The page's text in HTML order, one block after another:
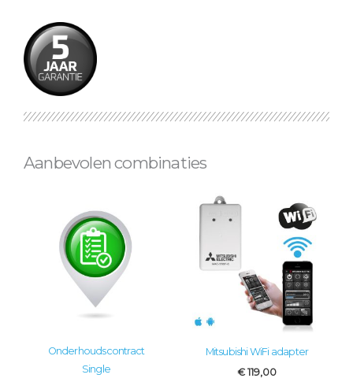
Aanbevolen combinaties
Onderhoudscontract
Single
Mitsubishi WiFi adapter
€ 119,00